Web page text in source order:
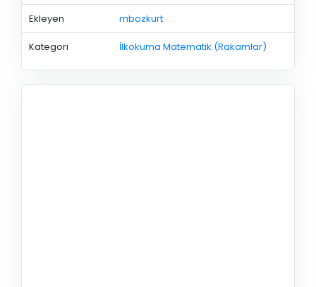
Ekleyen mbozkurt
Kategori İlkokuma Matematik (Rakamlar)